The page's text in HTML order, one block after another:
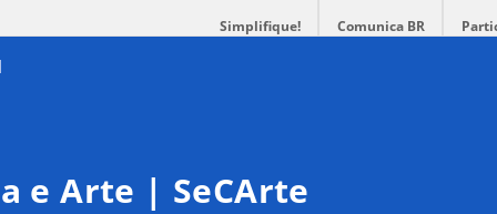
Simplifique! Comunica BR
e Arte | SeCArte